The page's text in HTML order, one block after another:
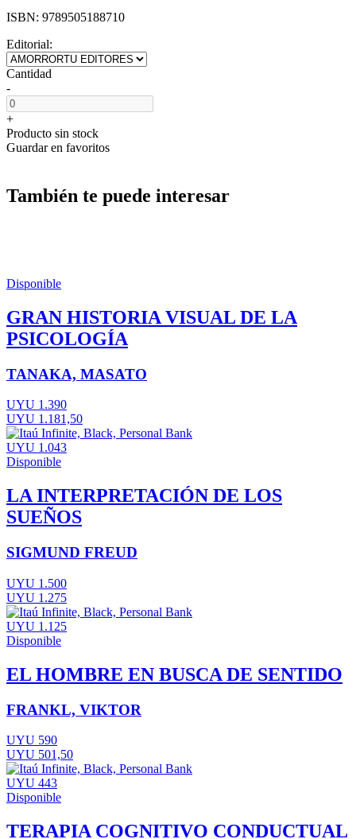
ISBN: 9789505188710
Editorial:
Cantidad
-
+
Producto sin stock
Guardar en favoritos
También te puede interesar
Disponible
GRAN HISTORIA VISUAL DE LA
PSICOLOGÍA
TANAKA, MASATO
UYU 1.390
UYU 1.181,50
UYU 1.043
Disponible
LA INTERPRETACIÓN DE LOS
SUEÑOS
SIGMUND FREUD
UYU 1.500
UYU 1.275
UYU 1.125
Disponible
EL HOMBRE EN BUSCA DE SENTIDO
FRANKL, VIKTOR
UYU 590
UYU 501,50
UYU 443
Disponible
TERAPIA COGNITIVO CONDUCTUAL